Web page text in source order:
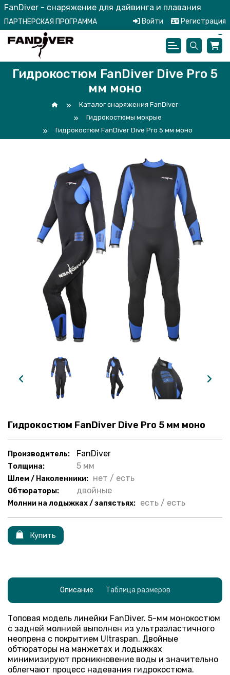
FanDiver - снаряжение для дайвинга и плавания
ПАРТНЕРСКАЯ ПРОГРАММА Войти Регистрация
Гидрокостюм FanDiver Dive Pro 5
мм моно
Каталог снаряжения FanDiver
Гидрокостюмы мокрые
Гидрокостюм FanDiver Dive Pro 5 мм моно
Гидрокостюм FanDiver Dive Pro 5 мм моно
Производитель: FanDiver
Толщина: 5 мм
Шлем / Наколенники: нет / есть
Обтюраторы: двойные
Молнии на лодыжках / запястьях: есть / есть
Купить
Описание Таблица размеров
Топовая модель линейки FanDiver. 5-мм монокостюм
с задней молнией выполнен из ультраэластичного
неопрена с покрытием Ultraspan. Двойные
обтюраторы на манжетах и лодыжках
минимизируют проникновение воды и значительно
облегчают процесс надевания гидрокостюма.